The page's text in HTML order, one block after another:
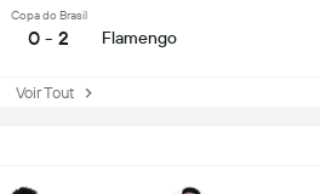
Copa do Brasil
0 - 2 Flamengo
Voir Tout